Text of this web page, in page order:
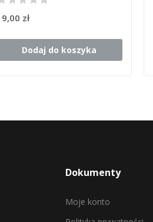
zł
Dodaj do koszyka
Dokumenty
Moje konto